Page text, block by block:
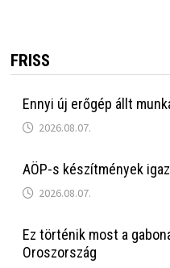
FRISS
Ennyi új erőgép állt
2026.08.07.
AÖP-s készítmények
2026.08.07.
Ez történik most a
Oroszország